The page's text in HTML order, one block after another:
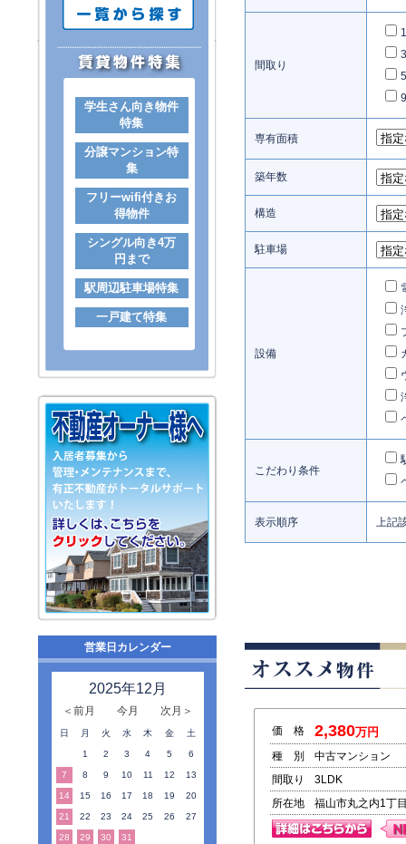
学生さん向き物件
特集
分譲マンション特
集
フリーwifi付きお
得物件
シングル向き4万
円まで
駅周辺駐車場特集
一戸建て特集
営業日カレンダー
2025年12月
＜前月 今月 次月＞
日 月 火 水 木 金 土
1 2 3 4 5 6
7 8 9 10 11 12 13
14 15 16 17 18 19 20
21 22 23 24 25 26 27
28 29 30 31
間取り
専有面積
築年数
構造
駐車場
設備
こだわり条件
表示順序 上記
価 格 2,380万円
種 別
中古マンション
間取り
3LDK
所在地
福山市丸之内1丁